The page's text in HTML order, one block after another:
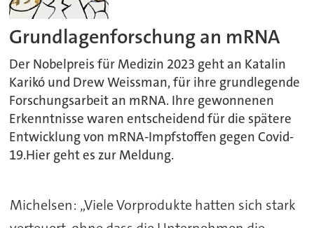
Grundlagenforschung an mRNA
Der Nobelpreis für Medizin 2023 geht an Katalin
Karikó und Drew Weissman, für ihre grundlegende
Forschungsarbeit an mRNA. Ihre gewonnenen
Erkenntnisse waren entscheidend für die spätere
Entwicklung von mRNA-Impfstoffen gegen Covid-
19.Hier geht es zur Meldung.
Michelsen: „Viele Vorprodukte hatten sich stark